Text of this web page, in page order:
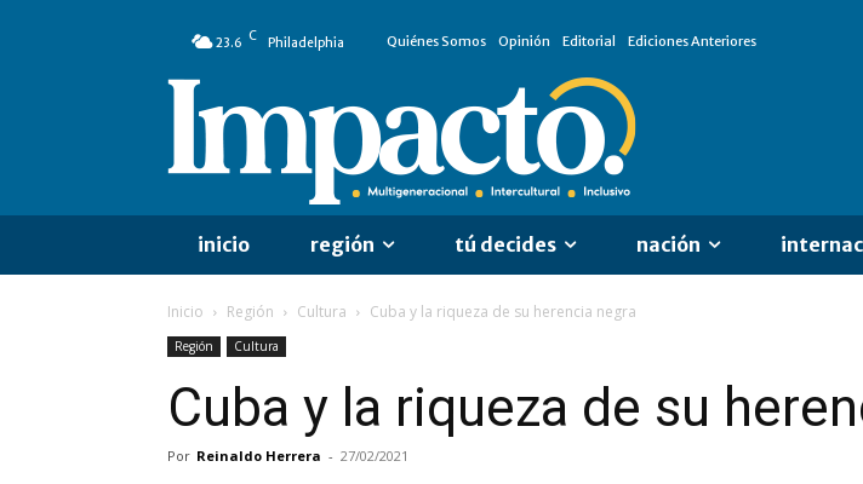
23.6 C Philadelphia Quiénes Somos Opinión Editorial Ediciones Anteriores
inicio región tú decides nación
Inicio Región Cultura Cuba y la riqueza de su herencia negra
Región Cultura
Cuba y la riqueza de su
Por Reinaldo Herrera - 27/02/2021